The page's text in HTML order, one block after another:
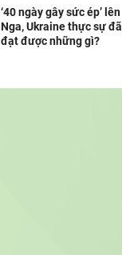
‘40 ngày gây sức ép’ lên
Nga, Ukraine thực sự đã
đạt được những gì?